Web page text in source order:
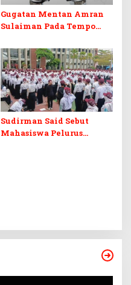
Gugatan Mentan Amran
Sulaiman Pada Tempo
Pers
Sudirman Said Sebut
Mahasiswa Pelurus